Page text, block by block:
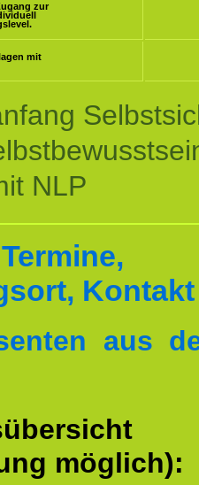
zur
mit
NLP
Kontakt
aus
möglich):